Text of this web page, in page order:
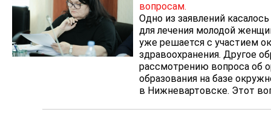
вопросам.
Одно из заявлений
для лечения молодой
уже решается с участием
здравоохранения. Другое
рассмотрению вопроса об
образования на базе
в Нижневартовске. Этот